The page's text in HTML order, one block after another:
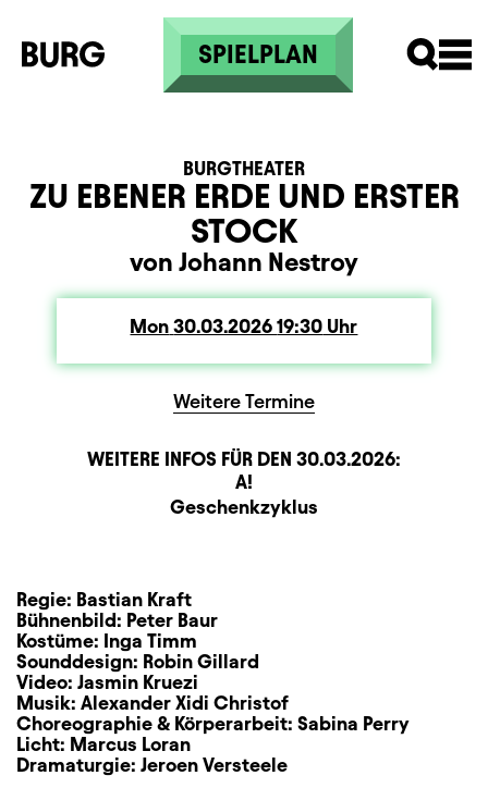
Skip to main content
SPIELPLAN
ZU EBENER ERDE UND ERSTER
STOCK
BURGTHEATER
von Johann Nestroy
Mon Monday
30.03.202619:30 Uhr
Weitere Termine
WEITERE INFOS FÜR DEN 30.03.2026:
Information
A!
ZusatzinformationGeschenkzyklus
Regie: Bastian Kraft
Bühnenbild: Peter Baur
Kostüme: Inga Timm
Sounddesign: Robin Gillard
Video: Jasmin Kruezi
Musik: Alexander Xidi Christof
Choreographie & Körperarbeit: Sabina Perry
Licht: Marcus Loran
Dramaturgie: Jeroen Versteele